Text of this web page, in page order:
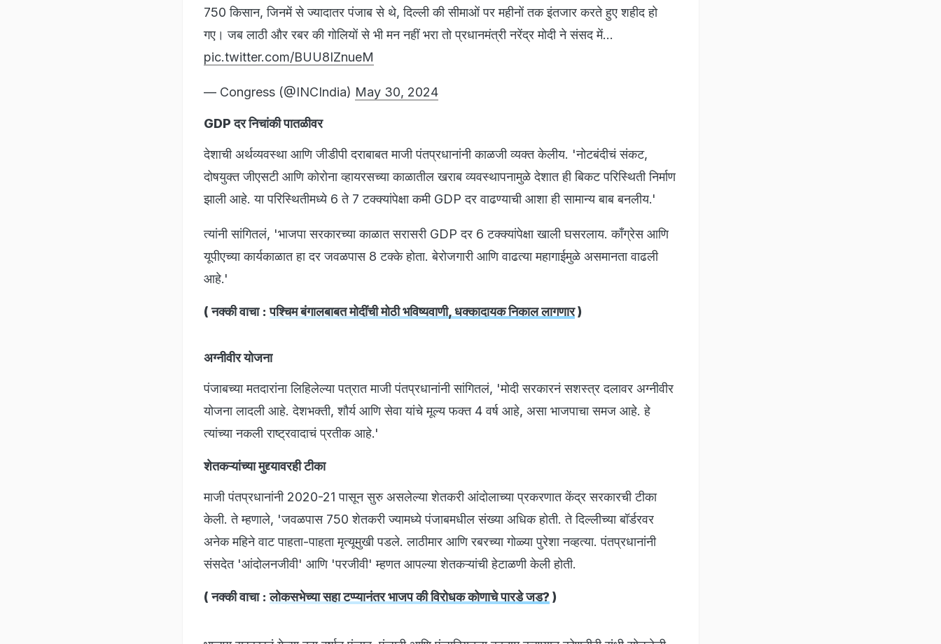
750 किसान, जिनमें से ज्यादातर पंजाब से थे, दिल्ली की सीमाओं पर महीनों तक इंतजार करते हुए शहीद हो
गए। जब लाठी और रबर की गोलियों से भी मन नहीं भरा तो प्रधानमंत्री नरेंद्र मोदी ने संसद में…
pic.twitter.com/BUU8IZnueM
— Congress (@INCIndia) May 30, 2024
GDP दर निचांकी पातळीवर
देशाची अर्थव्यवस्था आणि जीडीपी दराबाबत माजी पंतप्रधानांनी काळजी व्यक्त केलीय. 'नोटबंदीचं संकट,
दोषयुक्त जीएसटी आणि कोरोना व्हायरसच्या काळातील खराब व्यवस्थापनामुळे देशात ही बिकट परिस्थिती निर्माण
झाली आहे. या परिस्थितीमध्ये 6 ते 7 टक्क्यांपेक्षा कमी GDP दर वाढण्याची आशा ही सामान्य बाब बनलीय.'
त्यांनी सांगितलं, 'भाजपा सरकारच्या काळात सरासरी GDP दर 6 टक्क्यांपेक्षा खाली घसरलाय. काँग्रेस आणि
यूपीएच्या कार्यकाळात हा दर जवळपास 8 टक्के होता. बेरोजगारी आणि वाढत्या महागाईमुळे असमानता वाढली
आहे.'
( नक्की वाचा :पश्चिम बंगालबाबत मोदींची मोठी भविष्यवाणी, धक्कादायक निकाल लागणार)
अग्नीवीर योजना
पंजाबच्या मतदारांना लिहिलेल्या पत्रात माजी पंतप्रधानांनी सांगितलं, 'मोदी सरकारनं सशस्त्र दलावर अग्नीवीर
योजना लादली आहे. देशभक्ती, शौर्य आणि सेवा यांचे मूल्य फक्त 4 वर्ष आहे, असा भाजपाचा समज आहे. हे
त्यांच्या नकली राष्ट्रवादाचं प्रतीक आहे.'
शेतकऱ्यांच्या मुद्द्यावरही टीका
माजी पंतप्रधानांनी 2020-21 पासून सुरु असलेल्या शेतकरी आंदोलाच्या प्रकरणात केंद्र सरकारची टीका
केली. ते म्हणाले, 'जवळपास 750 शेतकरी ज्यामध्ये पंजाबमधील संख्या अधिक होती. ते दिल्लीच्या बॉर्डरवर
अनेक महिने वाट पाहता-पाहता मृत्यूमुखी पडले. लाठीमार आणि रबरच्या गोळ्या पुरेशा नव्हत्या. पंतप्रधानांनी
संसदेत 'आंदोलनजीवी' आणि 'परजीवी' म्हणत आपल्या शेतकऱ्यांची हेटाळणी केली होती.
( नक्की वाचा :लोकसभेच्या सहा टप्प्यानंतर भाजप की विरोधक कोणाचे पारडे जड? )